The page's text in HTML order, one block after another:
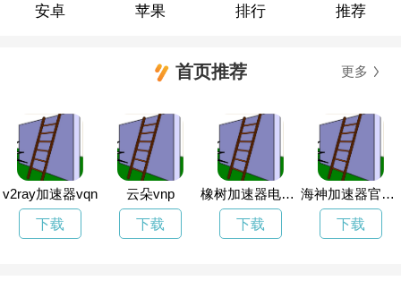
安卓 苹果 排行 推荐
首页推荐 更多
v2ray加速器vqn
下载
云朵vnp
下载
橡树加速器电脑版下载
下载
海神加速器官方网址
下载